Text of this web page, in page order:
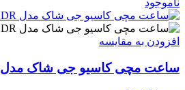
افزودن به مقایسه
ساعت مچی کاسیو جی شاک مدل GA-2100FT-8ADR